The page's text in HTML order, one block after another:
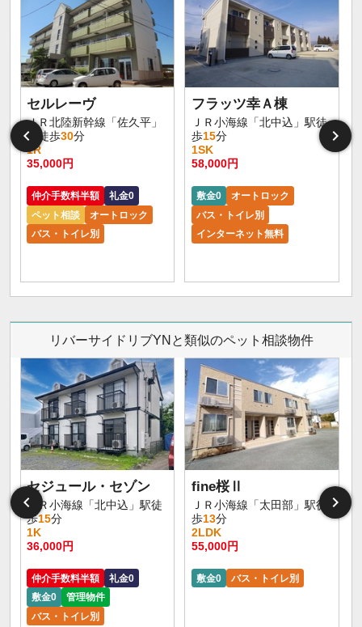
セルレーヴ
ＪＲ北陸新幹線「佐久平」
駅徒歩30分
1R
35,000円
仲介手数料半額
礼金0
ペット相談
オートロック
バス・トイレ別
フラッツ幸Ａ棟
ＪＲ小海線「北中込」駅徒
歩15分
1SK
58,000円
敷金0
オートロック
バス・トイレ別
インターネット無料
リバーサイドリブYNと類似のペット相談物件
セジュール・セゾン
ＪＲ小海線「北中込」駅徒
歩15分
1K
36,000円
仲介手数料半額
礼金0
敷金0
管理物件
バス・トイレ別
fine桜Ⅱ
ＪＲ小海線「太田部」駅徒
歩13分
2LDK
55,000円
敷金0 バス・トイレ別